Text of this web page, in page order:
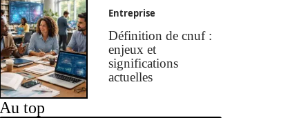
Entreprise
Définition de cnuf :
enjeux et
significations
actuelles
Au top